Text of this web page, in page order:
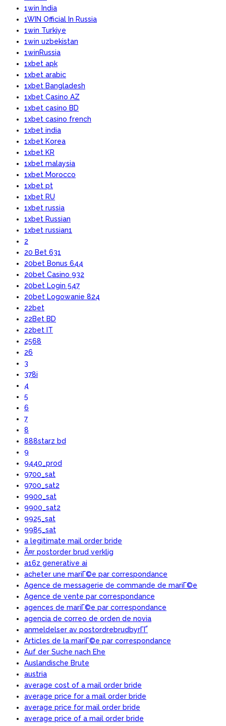
1win India
1WIN Official In Russia
1win Turkiye
1win uzbekistan
1winRussia
1xbet apk
1xbet arabic
1xbet Bangladesh
1xbet Casino AZ
1xbet casino BD
1xbet casino french
1xbet india
1xbet Korea
1xbet KR
1xbet malaysia
1xbet Morocco
1xbet pt
1xbet RU
1xbet russia
1xbet Russian
1xbet russian1
2
20 Bet 631
20bet Bonus 644
20bet Casino 932
20bet Login 547
20bet Logowanie 824
22bet
22Bet BD
22bet IT
2568
26
3
378i
4
5
6
7
8
888starz bd
9
9440_prod
9700_sat
9700_sat2
9900_sat
9900_sat2
9925_sat
9985_sat
a legitimate mail order bride
Ã¤r postorder brud verklig
a16z generative ai
acheter une mariГ©e par correspondance
Agence de messagerie de commande de mariГ©e
Agence de vente par correspondance
agences de mariГ©e par correspondance
agencia de correo de orden de novia
anmeldelser av postordrebrudbyrГҐ
Articles de la mariГ©e par correspondance
Auf der Suche nach Ehe
Auslandische Brute
austria
average cost of a mail order bride
average price for a mail order bride
average price for mail order bride
average price of a mail order bride